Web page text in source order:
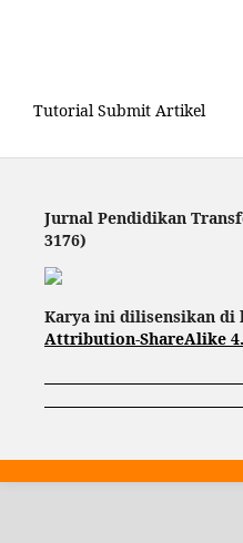
Tutorial Submit Artikel
Jurnal Pendidikan
3176)
Karya ini dilisensikan di
Attribution-ShareAlike